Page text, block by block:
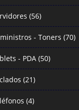
(56)
- Toners (70)
- PDA (50)
(21)
(4)